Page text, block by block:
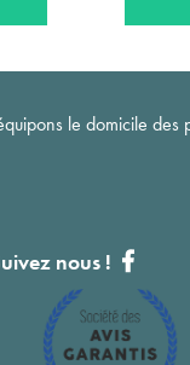
le domicile des
nous !